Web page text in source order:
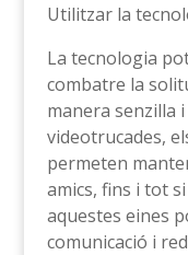
Utilitzar la
La tecnologia
combatre la
manera senzilla
videotrucades,
permeten
amics, fins i tot
aquestes eines
comunicació i